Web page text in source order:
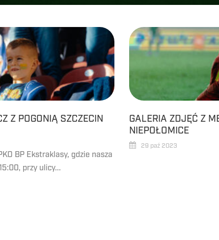
Z POGONIĄ SZCZECIN
BP Ekstraklasy, gdzie nasza
przy ulicy...
GALERIA ZDJĘĆ Z
NIEPOŁOMICE
29 paź 2023